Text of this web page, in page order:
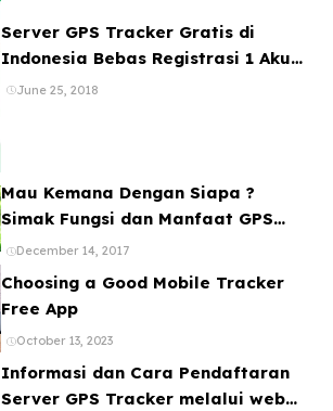
Server GPS Tracker Gratis di
Indonesia Bebas Registrasi 1 Akun
Banyak Device
June 25, 2018
Mau Kemana Dengan Siapa ?
Simak Fungsi dan Manfaat GPS
Mobil
December 14, 2017
Choosing a Good Mobile Tracker
Free App
October 13, 2023
Informasi dan Cara Pendaftaran
Server GPS Tracker melalui web